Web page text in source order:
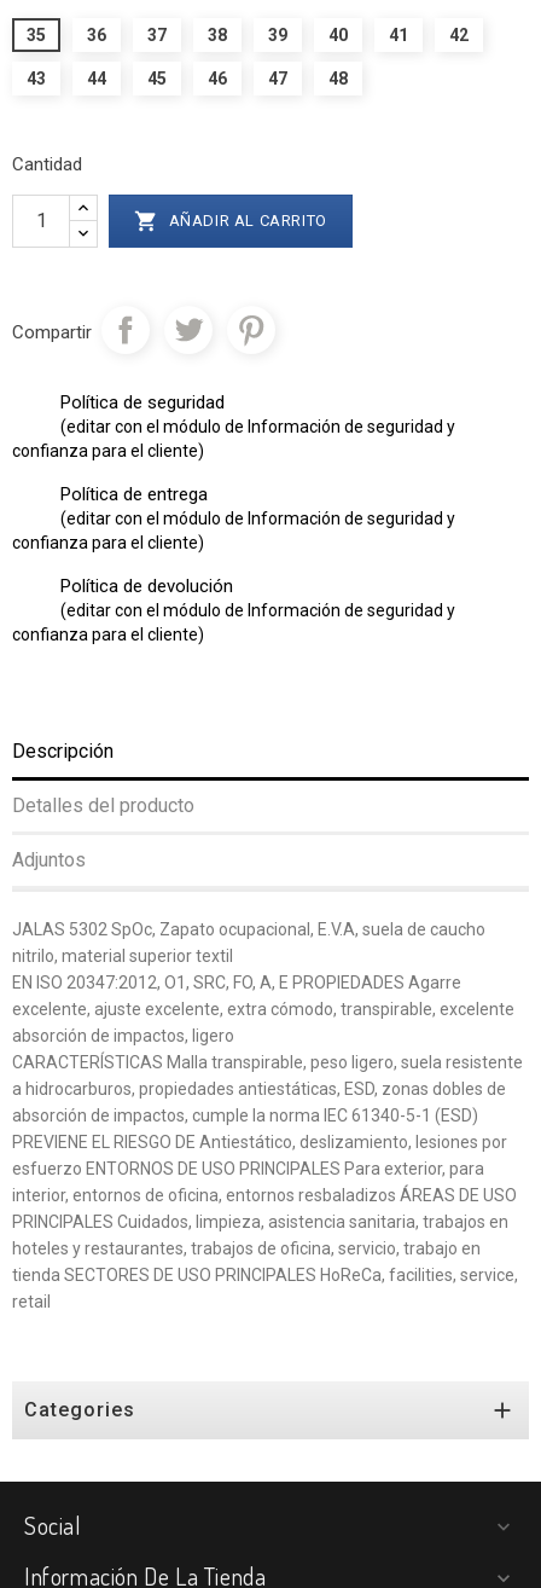
35 36 37 38 39 40 41 42
43 44 45 46 47 48
Cantidad
 AÑADIR AL CARRITO
Compartir
Política de seguridad
(editar con el módulo de Información de seguridad y
confianza para el cliente)
Política de entrega
(editar con el módulo de Información de seguridad y
confianza para el cliente)
Política de devolución
(editar con el módulo de Información de seguridad y
confianza para el cliente)
Descripción
Detalles del producto
Adjuntos
JALAS 5302 SpOc, Zapato ocupacional, E.V.A, suela de caucho
nitrilo, material superior textil
EN ISO 20347:2012, O1, SRC, FO, A, E PROPIEDADES Agarre
excelente, ajuste excelente, extra cómodo, transpirable, excelente
absorción de impactos, ligero
CARACTERÍSTICAS Malla transpirable, peso ligero, suela resistente
a hidrocarburos, propiedades antiestáticas, ESD, zonas dobles de
absorción de impactos, cumple la norma IEC 61340-5-1 (ESD)
PREVIENE EL RIESGO DE Antiestático, deslizamiento, lesiones por
esfuerzo ENTORNOS DE USO PRINCIPALES Para exterior, para
interior, entornos de oficina, entornos resbaladizos ÁREAS DE USO
PRINCIPALES Cuidados, limpieza, asistencia sanitaria, trabajos en
hoteles y restaurantes, trabajos de oficina, servicio, trabajo en
tienda SECTORES DE USO PRINCIPALES HoReCa, facilities, service,
retail
Categories 
Social 
Información De La Tienda 